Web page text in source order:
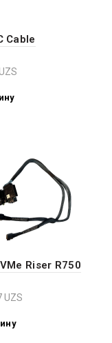
Cable
Riser R750
UZS